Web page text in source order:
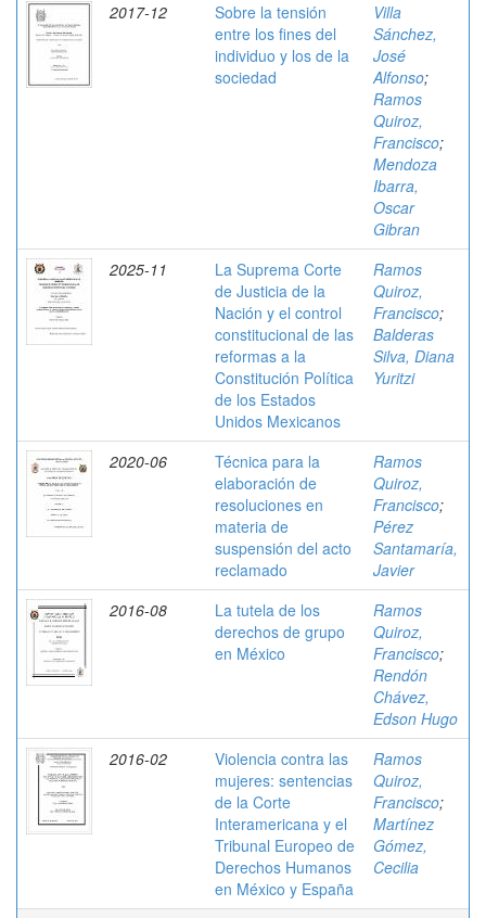
2017-12
Sobre la tensión
entre los fines del
individuo y los de la
sociedad
Villa
Sánchez,
José
Alfonso;
Ramos
Quiroz,
Francisco;
Mendoza
Ibarra,
Oscar
Gibran
2025-11
La Suprema Corte
de Justicia de la
Nación y el control
constitucional de las
reformas a la
Constitución Política
de los Estados
Unidos Mexicanos
Ramos
Quiroz,
Francisco;
Balderas
Silva, Diana
Yuritzi
2020-06
Técnica para la
elaboración de
resoluciones en
materia de
suspensión del acto
reclamado
Ramos
Quiroz,
Francisco;
Pérez
Santamaría,
Javier
2016-08
La tutela de los
derechos de grupo
en México
Ramos
Quiroz,
Francisco;
Rendón
Chávez,
Edson Hugo
2016-02
Violencia contra las
mujeres: sentencias
de la Corte
Interamericana y el
Tribunal Europeo de
Derechos Humanos
en México y España
Ramos
Quiroz,
Francisco;
Martínez
Gómez,
Cecilia